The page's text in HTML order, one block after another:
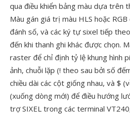
qua điều khiển bảng màu dựa trên
Màu gán giá trị màu HLS hoặc
đánh số, và các ký tự sixel tiếp
đến khi thanh ghi khác được chọn.
raster để chỉ định tỷ lệ khung hình
ảnh, chuỗi lặp (! theo sau bởi số
chiều dài các cột giống nhau, và $
(xuống dòng mới) để điều hướng
trợ SIXEL trong các terminal